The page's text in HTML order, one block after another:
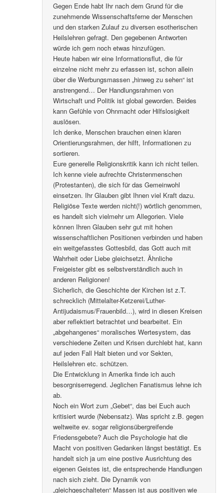
Gegen Ende habt Ihr nach dem Grund für die
zunehmende Wissenschaftsferne der Menschen
und den starken Zulauf zu diversen esotherischen
Heilslehren gefragt. Den gegebenen Antworten
würde ich gern noch etwas hinzufügen.
Heute haben wir eine Informationsflut, die für
einzelne nicht mehr zu erfassen ist, schon allein
über die Werbungsmassen „hinweg zu sehen“ ist
anstrengend… Der Handlungsrahmen von
Wirtschaft und Politik ist global geworden. Beides
kann Gefühle von Ohnmacht oder Hilfslosigkeit
auslösen.
Ich denke, Menschen brauchen einen klaren
Orientierungsrahmen, der hilft, Informationen zu
sortieren.
Eure generelle Religionskritik kann ich nicht teilen.
Ich kenne viele aufrechte Christenmenschen
(Protestanten), die sich für das Gemeinwohl
einsetzen. Ihr Glauben gibt Ihnen viel Kraft dazu.
Religiöse Texte werden nicht(!) wörtlich genommen,
es handelt sich vielmehr um Allegorien. Viele
können Ihren Glauben sehr gut mit hohen
wissenschaftlichen Positionen verbinden und haben
ein weitgefasstes Gottesbild, das Gott auch mit
Wahrheit oder Liebe gleichsetzt. Ähnliche
Freigeister gibt es selbstverständlich auch in
anderen Religionen!
Sicherlich, die Geschichte der Kirchen ist z.T.
schrecklich (Mittelalter-Ketzerei/Luther-
Antijudaismus/Frauenbild…), wird in diesen Kreisen
aber reflektiert betrachtet und bearbeitet. Ein
„abgehangenes“ moralisches Wertesystem, das
verschiedene Zeiten und Krisen durchlebt hat, kann
auf jeden Fall Halt bieten und vor Sekten,
Heilslehren etc. schützen.
Die Entwicklung in Amerika finde ich auch
besorgniserregend. Jeglichen Fanatismus lehne ich
ab.
Noch ein Wort zum „Gebet“, das bei Euch auch
kritisiert wurde (Nebensatz). Was spricht z.B. gegen
weltweite ev. sogar religionsübergreifende
Friedensgebete? Auch die Psychologie hat die
Macht von positiven Gedanken längst bestätigt. Es
handelt sich ja um eine postive Ausrichtung des
eigenen Geistes ist, die entsprechende Handlungen
nach sich zieht. Die Dynamik von
„gleichgeschalteten“ Massen ist aus positiven wie